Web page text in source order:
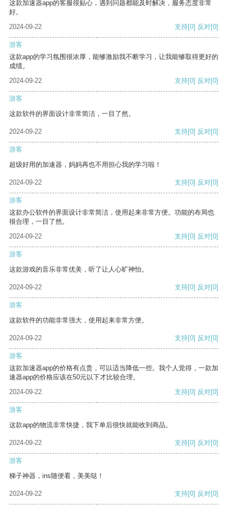
这款加速器app的客服很贴心，遇到问题都能及时解决，服务态度非常
好。
2024-09-22
支持[0] 反对[0]
游客
这款app的学习氛围很浓厚，能够激励我不断学习，让我能够取得更好的
成绩。
2024-09-22
支持[0] 反对[0]
游客
这款软件的界面设计非常简洁，一目了然。
2024-09-22 支持[0] 反对[0]
游客
超级好用的加速器，妈妈再也不用担心我的学习啦！
2024-09-22 支持[0] 反对[0]
游客
这款办公软件的界面设计非常简洁，使用起来非常方便。功能的布局也
很合理，一目了然。
2024-09-22
支持[0] 反对[0]
游客
这款游戏的音乐非常优美，听了让人心旷神怡。
2024-09-22 支持[0] 反对[0]
游客
这款软件的功能非常强大，使用起来非常方便。
2024-09-22 支持[0] 反对[0]
游客
这款加速器app的价格有点贵，可以适当降低一些。我个人觉得，一款加
速器app的价格应该在50元以下才比较合理。
2024-09-22
支持[0] 反对[0]
游客
这款app的物流非常快捷，我下单后很快就能收到商品。
2024-09-22 支持[0] 反对[0]
游客
梯子神器，ins随便看，美美哒！
2024-09-22 支持[0] 反对[0]